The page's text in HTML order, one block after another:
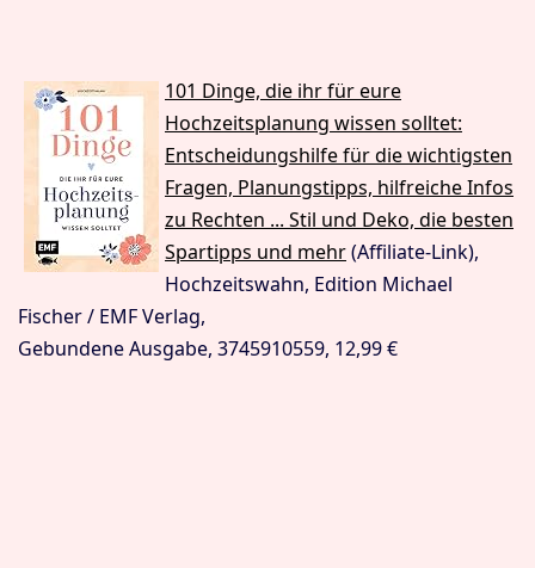
101 Dinge, die ihr für eure
Hochzeitsplanung wissen solltet:
Entscheidungshilfe für die wichtigsten
Fragen, Planungstipps, hilfreiche Infos
zu Rechten ... Stil und Deko, die besten
Spartipps und mehr(Affiliate-Link),
Hochzeitswahn, Edition Michael
Fischer / EMF Verlag,
Gebundene Ausgabe, 3745910559, 12,99 €